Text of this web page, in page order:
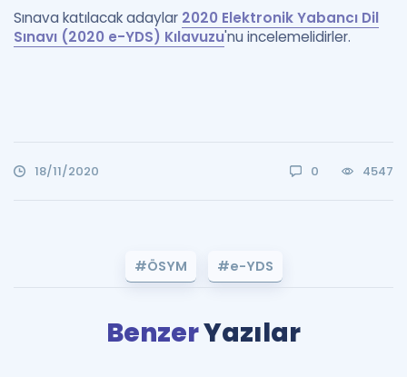
Sınava katılacak adaylar 2020 Elektronik Yabancı Dil
Sınavı (2020 e-YDS) Kılavuzu'nu incelemelidirler.
18/11/2020 0 4547
#ÖSYM #e-YDS
BenzerYazılar